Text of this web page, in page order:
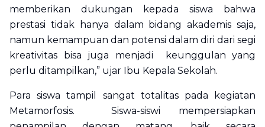
memberikan dukungan kepada siswa bahwa
prestasi tidak hanya dalam bidang akademis saja,
namun kemampuan dan potensi dalam diri dari segi
kreativitas bisa juga menjadi keunggulan yang
perlu ditampilkan,” ujar Ibu Kepala Sekolah.
Para siswa tampil sangat totalitas pada kegiatan
Metamorfosis. Siswa-siswi mempersiapkan